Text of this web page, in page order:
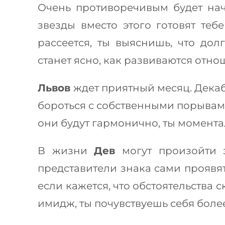
Очень противоречивым будет
звезды вместо этого готовят
рассеется, ты выяснишь, что
станет ясно, как развиваются
Львовждет приятный месяц.
бороться с собственными
они будут гармонично, ты
В жизни Дев могут
представители знака сами
если кажется, что
имидж, ты почувствуешь себя